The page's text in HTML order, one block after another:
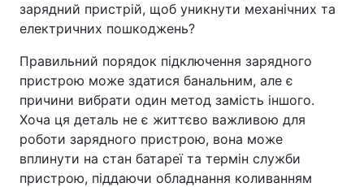
зарядний пристрій, щоб уникнути механічних та
електричних пошкоджень?
Правильний порядок підключення зарядного
пристрою може здатися банальним, але є
причини вибрати один метод замість іншого.
Хоча ця деталь не є життєво важливою для
роботи зарядного пристрою, вона може
вплинути на стан батареї та термін служби
пристрою, піддаючи обладнання коливанням